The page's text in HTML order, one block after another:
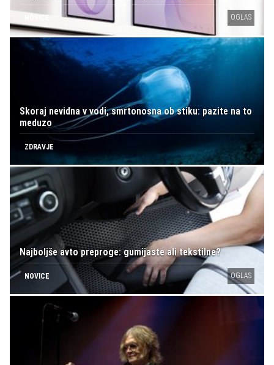
OGLAS
Skoraj nevidna v vodi, smrtonosna ob stiku: pazite na to
meduzo
ZDRAVJE
Najboljše avto preproge: gumijaste ali tekstilne?
NOVICE OGLAS